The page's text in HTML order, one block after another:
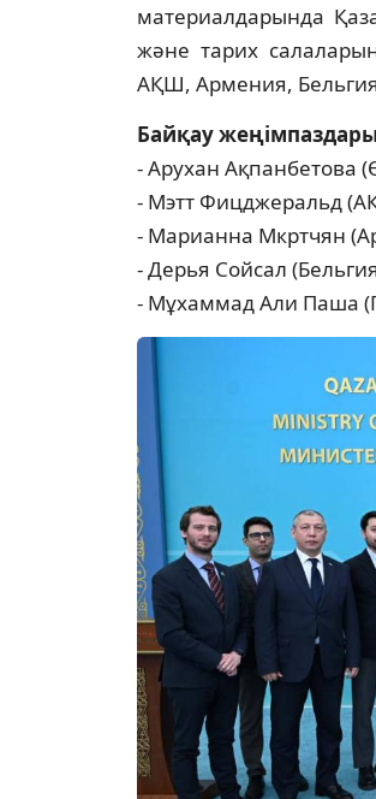
материалдарында
және тарих
АҚШ, Армения,
Байқау
- Арухан Ақпанбетова
- Мэтт Фицджеральд
- Марианна Мкртчян
- Дерья Сойсал
- Мұхаммад Али Паша